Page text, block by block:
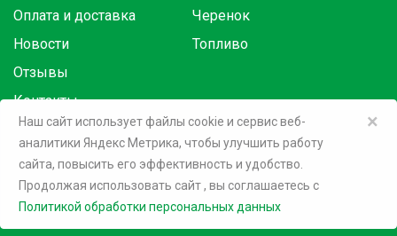
Оплата и доставка
Новости
Отзывы
Контакты
Черенок
Топливо
Товары в розницу на маркетплейсах:
©2026 Терри Голд
×
Наш сайт использует файлы cookie и сервис веб-
аналитики Яндекс Метрика, чтобы улучшить работу
сайта, повысить его эффективность и удобство.
Продолжая использовать сайт, вы соглашаетесь c
Политикой обработки персональных данных